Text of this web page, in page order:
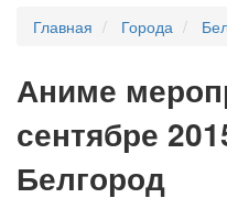
Главная Города
Аниме
сентябре
Белгород